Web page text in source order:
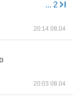
... 2
20:14 08.04
20:03 08.04